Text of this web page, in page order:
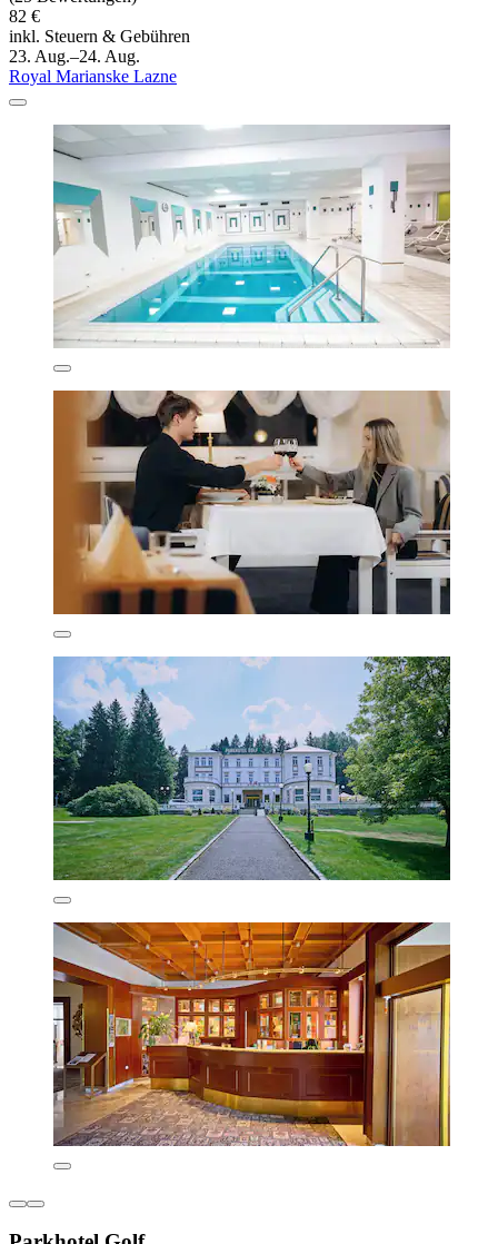
82 €
inkl. Steuern & Gebühren
23. Aug.–24. Aug.
Royal Marianske Lazne